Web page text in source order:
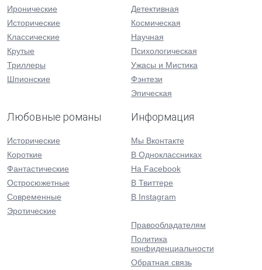
Иронические
Исторические
Классические
Крутые
Триллеры
Шпионские
Детективная
Космическая
Научная
Психологическая
Ужасы и Мистика
Фэнтези
Эпическая
Любовные романы
Исторические
Короткие
Фантастические
Остросюжетные
Современные
Эротические
Информация
Мы Вконтакте
В Одноклассниках
На Facebook
В Твиттере
В Instagram
Правообладателям
Политика
конфиденциальности
Обратная связь